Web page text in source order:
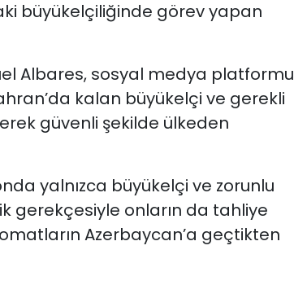
büyükelçiliğinde görev yapan
Albares, sosyal medya platformu
kalan büyükelçi ve gerekli
güvenli şekilde ülkeden
yalnızca büyükelçi ve zorunlu
gerekçesiyle onların da tahliye
Azerbaycan’a geçtikten